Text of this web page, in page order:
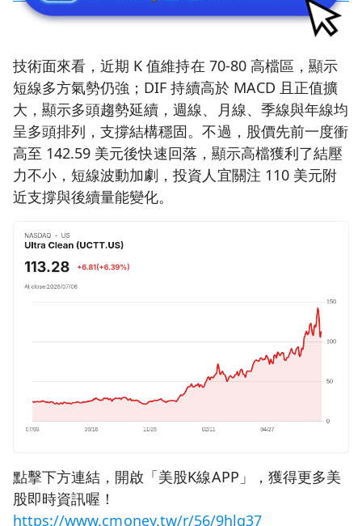
技術面來看，近期 K 值維持在 70-80 高檔區，顯示
短線多方氣勢仍強；DIF 持續高於 MACD 且正值擴
大，顯示多頭趨勢延續，週線、月線、季線與年線均
呈多頭排列，支撐結構穩固。不過，股價先前一度衝
高至 142.59 美元後快速回落，顯示高檔獲利了結壓
力不小，短線波動加劇，投資人宜關注 110 美元附
近支撐與後續量能變化。
點擊下方連結，開啟「美股K線APP」，獲得更多美
股即時資訊喔！
https://www.cmoney.tw/r/56/9hlg37